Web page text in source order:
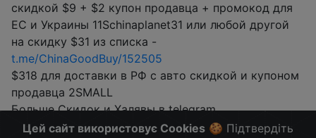
скидкой $9 + $2 купон продавца + промокод для
ЕС и Украины 11Schinaplanet31 или любой другой
на скидку $31 из списка -
t.me/ChinaGoodBuy/152505
$318 для доставки в РФ с авто скидкой и купоном
продавца 2SMALL
Больше Скидок и Халявы в telegram
t.me/%2B8jHVizJO6XY3M2Qy
Цей сайт використовує Cookies 🍪 Підтвердіть